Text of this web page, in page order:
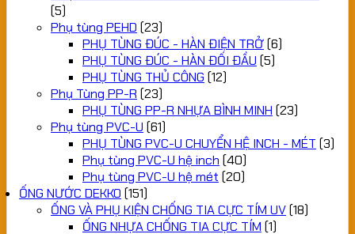
(5)
Phụ tùng PEHD (23)
PHỤ TÙNG ĐÚC - HÀN ĐIỆN TRỞ(6)
PHỤ TÙNG ĐÚC - HÀN ĐỐI ĐẦU (5)
PHỤ TÙNG THỦ CÔNG (12)
Phụ Tùng PP-R (23)
PHỤ TÙNG PP-R NHỰA BÌNH MINH (23)
Phụ tùng PVC-U (61)
PHỤ TÙNG PVC-U CHUYỂN HỆ INCH - MÉT (3)
Phụ tùng PVC-U hệ inch (40)
Phụ tùng PVC-U hệ mét (20)
ỐNG NƯỚC DEKKO (151)
ỐNG VÀ PHỤ KIỆN CHỐNG TIA CỰC TÍM UV(18)
ỐNG NHỰA CHỐNG TIA CỰC TÍM (1)